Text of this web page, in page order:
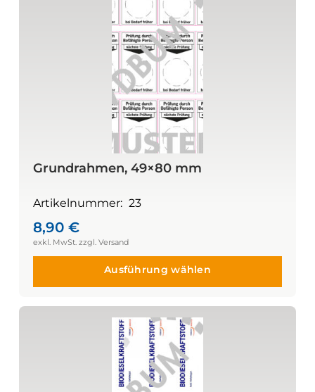
Grundrahmen, 49×80 mm
Artikelnummer: 23
8,90 €
Ausführung wählen